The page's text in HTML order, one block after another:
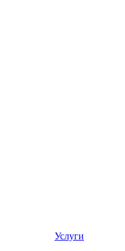
Услуги